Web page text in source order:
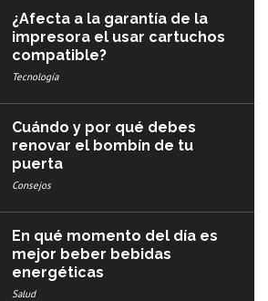
¿Afecta a la garantía de la
impresora el usar cartuchos
compatible?
Tecnología
Cuándo y por qué debes
renovar el bombín de tu
puerta
Consejos
En qué momento del día es
mejor beber bebidas
energéticas
Salud